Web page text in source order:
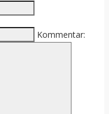
Kommentar: